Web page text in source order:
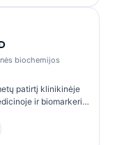
biochemijos
patirtį klinikinėje
ir biomarkerių
chemijos
diagnostinių
ir AI